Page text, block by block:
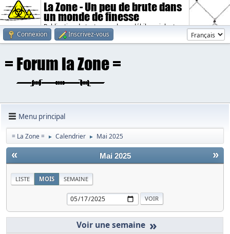
La Zone - Un peu de brute dans
un monde de finesse
Publication de textes sombres, débiles, violents.
Connexion
Inscrivez-vous
Menu principal
= La Zone = ► Calendrier ► Mai 2025
« »
Mai 2025
LISTE MOIS SEMAINE
»